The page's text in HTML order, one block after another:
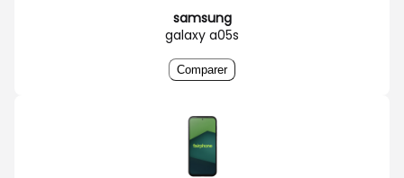
samsung
galaxy a05s
Comparer